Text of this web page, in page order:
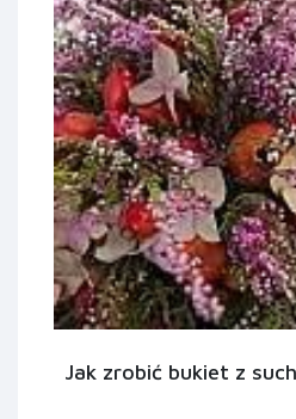
Jak zrobić bukiet z